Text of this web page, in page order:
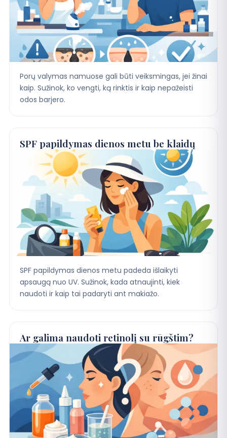
Porų valymas namuose gali būti veiksmingas, jei žinai
kaip. Sužinok, ko vengti, ką rinktis ir kaip nepažeisti
odos barjero.
SPF papildymas dienos metu be klaidų
SPF papildymas dienos metu padeda išlaikyti
apsaugą nuo UV. Sužinok, kada atnaujinti, kiek
naudoti ir kaip tai padaryti ant makiažo.
Ar galima naudoti retinolį su rūgštim?